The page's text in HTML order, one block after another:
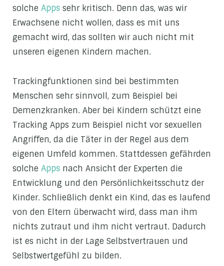
solche Apps sehr kritisch. Denn das, was wir
Erwachsene nicht wollen, dass es mit uns
gemacht wird, das sollten wir auch nicht mit
unseren eigenen Kindern machen.
Trackingfunktionen sind bei bestimmten
Menschen sehr sinnvoll, zum Beispiel bei
Demenzkranken. Aber bei Kindern schützt eine
Tracking Apps zum Beispiel nicht vor sexuellen
Angriffen, da die Täter in der Regel aus dem
eigenen Umfeld kommen. Stattdessen gefährden
solche Apps nach Ansicht der Experten die
Entwicklung und den Persönlichkeitsschutz der
Kinder. Schließlich denkt ein Kind, das es laufend
von den Eltern überwacht wird, dass man ihm
nichts zutraut und ihm nicht vertraut. Dadurch
ist es nicht in der Lage Selbstvertrauen und
Selbstwertgefühl zu bilden.